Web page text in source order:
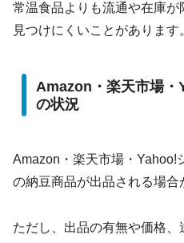
常温食品よりも流通や在庫が
見つけにくいことがあります
Amazon・楽天市場
の状況
Amazon・楽天市場・Yahoo!
の納豆商品が出品される場合
ただし、出品の有無や価格